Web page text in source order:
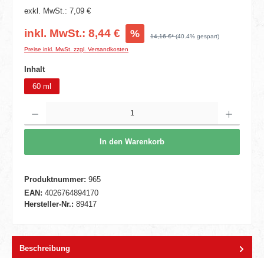
exkl. MwSt.: 7,09 €
inkl. MwSt.: 8,44 € % 14,16 €*(40.4% gespart)
Preise inkl. MwSt. zzgl. Versandkosten
Inhaltauswählen
60 ml
In den Warenkorb
Produktnummer: 965
EAN: 4026764894170
Hersteller-Nr.: 89417
Beschreibung